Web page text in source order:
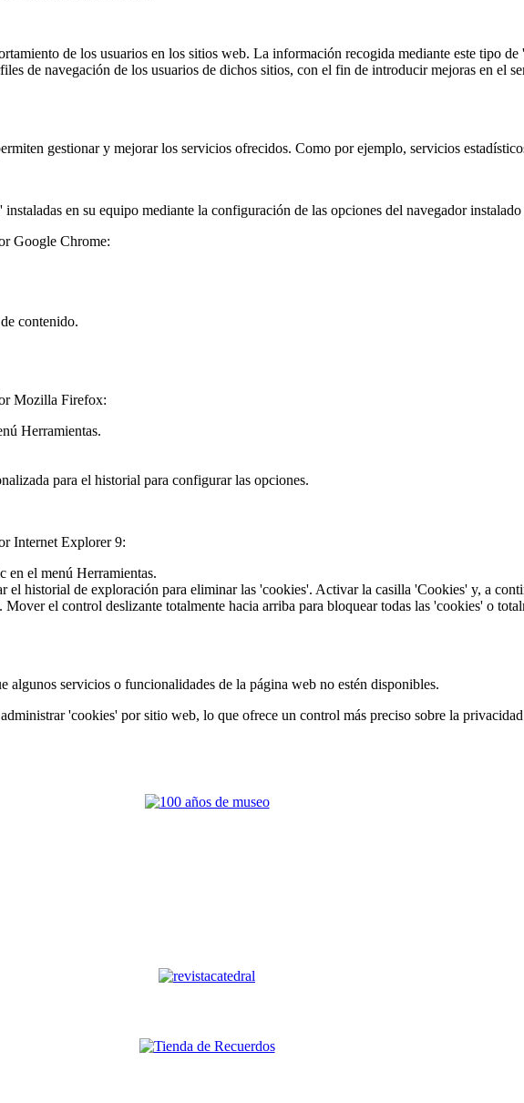
de los usuarios en los sitios web. La información recogida mediante este tipo
de navegación de los usuarios de dichos sitios, con el fin de introducir mejoras en el
gestionar y mejorar los servicios ofrecidos. Como por ejemplo, servicios
en su equipo mediante la configuración de las opciones del navegador
Google Chrome:
contenido.
Mozilla Firefox:
Herramientas.
para el historial para configurar las opciones.
Internet Explorer 9:
en el menú Herramientas.
el historial de exploración para eliminar las 'cookies'. Activar la casilla 'Cookies' y, a
el control deslizante totalmente hacia arriba para bloquear todas las 'cookies' o
algunos servicios o funcionalidades de la página web no estén disponibles.
'cookies' por sitio web, lo que ofrece un control más preciso sobre la